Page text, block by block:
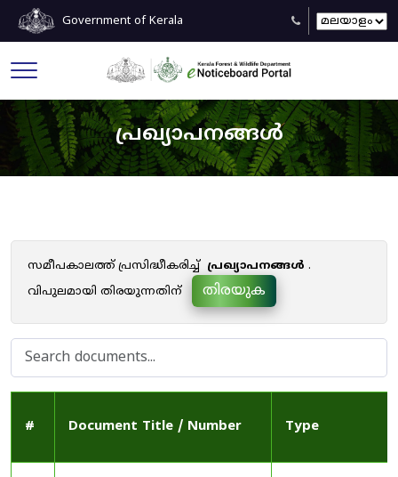
Government of Kerala
പ്രഖ്യാപനങ്ങൾ
സമീപകാലത്ത് പ്രസിദ്ധീകരിച്ച് പ്രഖ്യാപനങ്ങൾ .
വിപുലമായി തിരയുന്നതിന്
തിരയുക
# Document Title / Number Type